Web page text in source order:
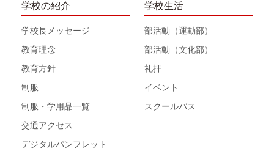
学校の紹介
学校長メッセージ
教育理念
教育方針
制服
制服・学用品一覧
交通アクセス
デジタルパンフレット
学校生活
部活動（運動部）
部活動（文化部）
礼拝
イベント
スクールバス